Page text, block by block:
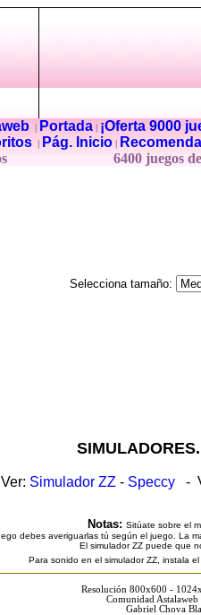
| Portada|
¡Oferta 9000
Pág. Inicio
6400 juegos
Selecciona tamaño:
Ver: Simulador ZZ - Speccy -
Notas: Sitúate sobre el
debes averiguarlas tú según el juego. La
El simulador ZZ puede que
Para sonido en el simulador ZZ, instala
Resolución 800x600 -
Comunidad
Gabriel Chova